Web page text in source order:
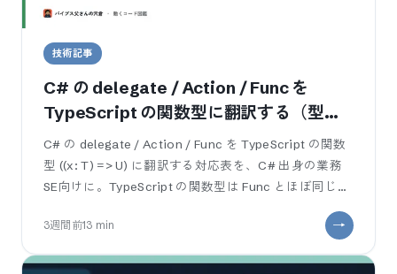
技術記事
C# の delegate / Action / Func を
TypeScript の関数型に翻訳する（型推
論の違いで詰まらない）
C# の delegate / Action / Func を TypeScript の関数
型 ((x: T) => U) に翻訳する対応表を、C# 出身の業務
SE向けに。TypeScript の関数型は Func とほぼ同じに
3週間前13 min